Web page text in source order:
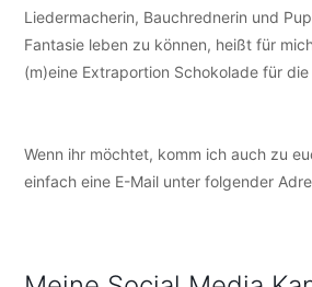
Liedermacherin, Bauchrednerin und
Fantasie leben zu können, heißt für
(m)eine Extraportion Schokolade für die
Wenn ihr möchtet, komm ich auch zu
einfach eine E-Mail unter folgender